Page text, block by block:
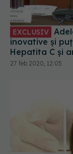
EXCLUSIV
inovative și
Hepatita C și
27 feb 2020, 12:05